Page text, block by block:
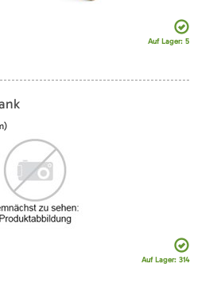
Auf Lager: 5
Auf Lager: 314